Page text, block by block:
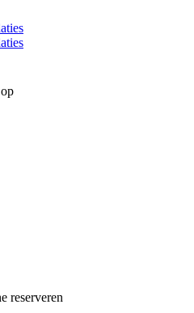
reserveren